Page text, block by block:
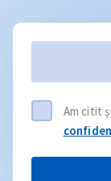
Am citit